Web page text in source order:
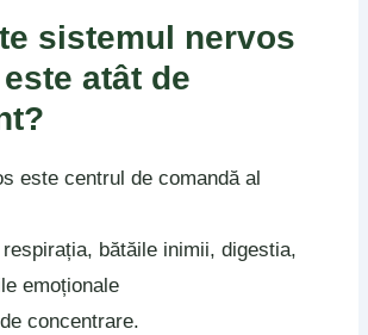
sistemul nervos
atât de
este centrul de comandă al
bătăile inimii, digestia,
emoționale
concentrare.